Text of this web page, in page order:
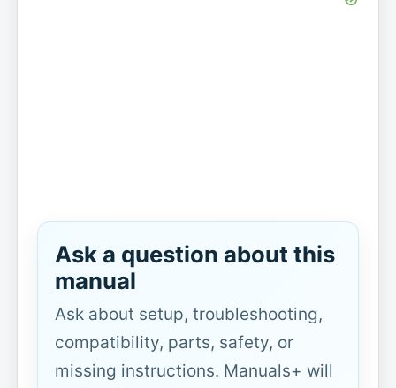
Ask a question about this
manual
Ask about setup, troubleshooting,
compatibility, parts, safety, or
missing instructions. Manuals+ will